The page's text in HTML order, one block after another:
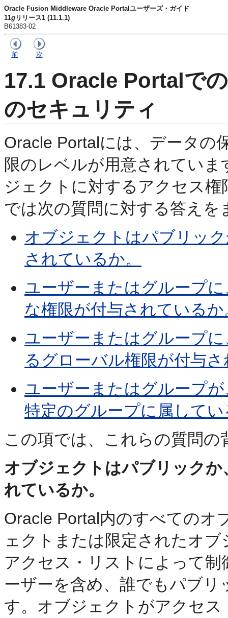
Oracle Fusion Middleware Oracle Portalユーザーズ・ガイド
11g リリース1 (11.1.1)
B61383-02
前 次
17.1 Oracle Portalで
のセキュリティ
Oracle Portalには、データの
限のレベルが用意されてい
ジェクトに対するアクセス
では次の質問に対する答えを
オブジェクトはパブリッ
されているか。
ユーザーまたはグループ
な権限が付与されているか
ユーザーまたはグループ
るグローバル権限が付与
ユーザーまたはグループ
特定のグループに属して
この項では、これらの質問
オブジェクトはパブリック
れているか。
Oracle Portal内のすべてのオ
ェクトまたは限定されたオ
アクセス・リストによって
ーザーを含め、誰でもパブ
す。オブジェクトがアクセ